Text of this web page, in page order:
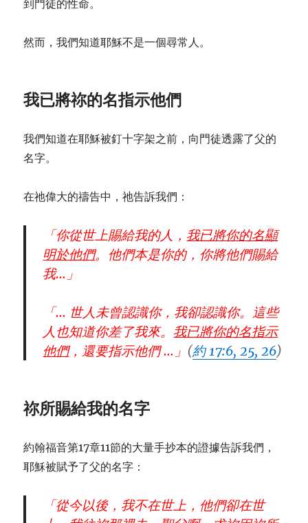
到門徒的性命。
然而，我們知道耶穌不是一個尋常人。
我已將祢的名指示他們
我們知道在耶穌被釘十字架之前，向門徒透露了父的
名字。
在祂偉大的禱告中，祂告訴我們：
「你從世上賜給我的人， 我已將你的名顯
明於他們。他們本是你的，你將他們賜給
我…」
「… 世人未曾認識你，我卻認識你。這些
人也知道你差了我來。 我已將你的名指示
他們，還要指示他們 …」 (約 17:6, 25, 26)
祢所賜給我的名字
約翰福音第17章11節的大量手抄本的證據告訴我們，
耶穌被賦予了父的名字：
「從今以後，我不在世上，他們卻在世